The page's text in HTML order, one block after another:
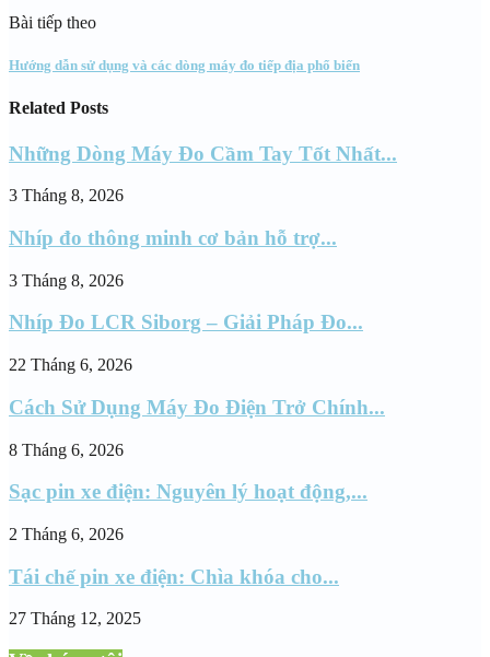
Bài tiếp theo
Hướng dẫn sử dụng và các dòng máy đo tiếp địa phổ biến
Related Posts
Những Dòng Máy Đo Cầm Tay Tốt Nhất...
3 Tháng 8, 2026
Nhíp đo thông minh cơ bản hỗ trợ...
3 Tháng 8, 2026
Nhíp Đo LCR Siborg – Giải Pháp Đo...
22 Tháng 6, 2026
Cách Sử Dụng Máy Đo Điện Trở Chính...
8 Tháng 6, 2026
Sạc pin xe điện: Nguyên lý hoạt động,...
2 Tháng 6, 2026
Tái chế pin xe điện: Chìa khóa cho...
27 Tháng 12, 2025